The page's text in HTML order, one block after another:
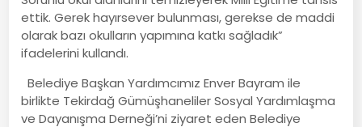
ettik. Gerek hayırsever bulunması, gerekse de maddi
olarak bazı okulların yapımına katkı sağladık”
ifadelerini kullandı.
Belediye Başkan Yardımcımız Enver Bayram ile
birlikte Tekirdağ Gümüşhaneliler Sosyal Yardımlaşma
ve Dayanışma Derneği’ni ziyaret eden Belediye